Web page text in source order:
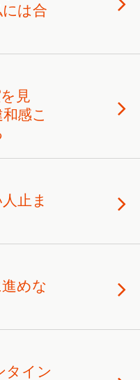
は合
見
感こ
止ま
めな
タイン